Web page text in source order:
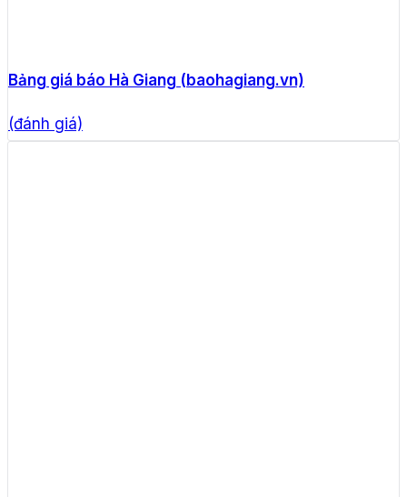
Bảng giá báo Hà Giang (baohagiang.vn)
(đánh giá)